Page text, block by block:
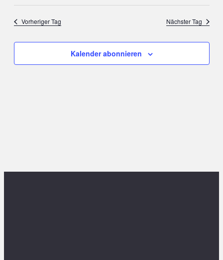
Suche
und
Vorheriger Tag Nächster Tag
Kalender abonnieren